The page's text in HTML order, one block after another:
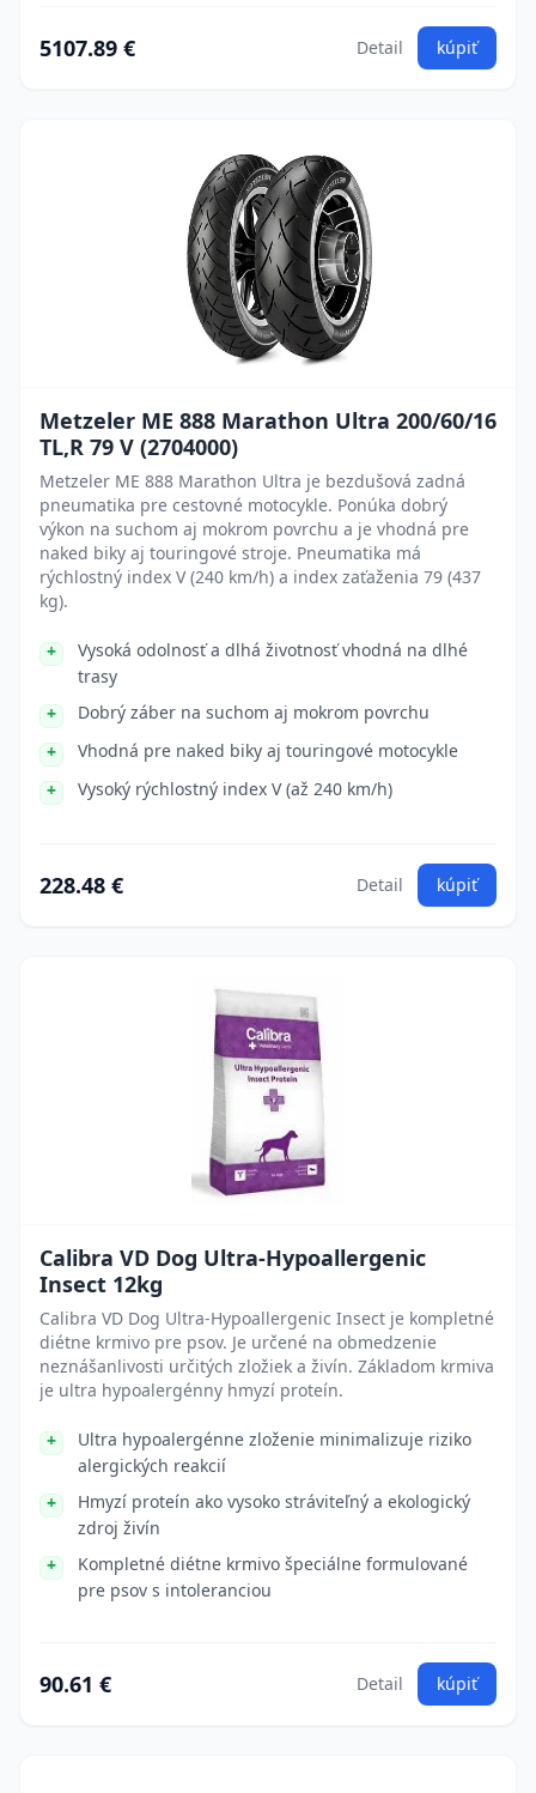
5107.89 € Detail kúpiť
Metzeler ME 888 Marathon Ultra 200/60/16
TL,R 79 V (2704000)
Metzeler ME 888 Marathon Ultra je bezdušová zadná
pneumatika pre cestovné motocykle. Ponúka dobrý
výkon na suchom aj mokrom povrchu a je vhodná pre
naked biky aj touringové stroje. Pneumatika má
rýchlostný index V (240 km/h) a index zaťaženia 79 (437
kg).
Vysoká odolnosť a dlhá životnosť vhodná na dlhé
trasy
Dobrý záber na suchom aj mokrom povrchu
Vhodná pre naked biky aj touringové motocykle
Vysoký rýchlostný index V (až 240 km/h)
228.48 € Detail kúpiť
Calibra VD Dog Ultra-Hypoallergenic
Insect 12kg
Calibra VD Dog Ultra-Hypoallergenic Insect je kompletné
diétne krmivo pre psov. Je určené na obmedzenie
neznášanlivosti určitých zložiek a živín. Základom krmiva
je ultra hypoalergénny hmyzí proteín.
Ultra hypoalergénne zloženie minimalizuje riziko
alergických reakcií
Hmyzí proteín ako vysoko stráviteľný a ekologický
zdroj živín
Kompletné diétne krmivo špeciálne formulované
pre psov s intoleranciou
90.61 € Detail kúpiť